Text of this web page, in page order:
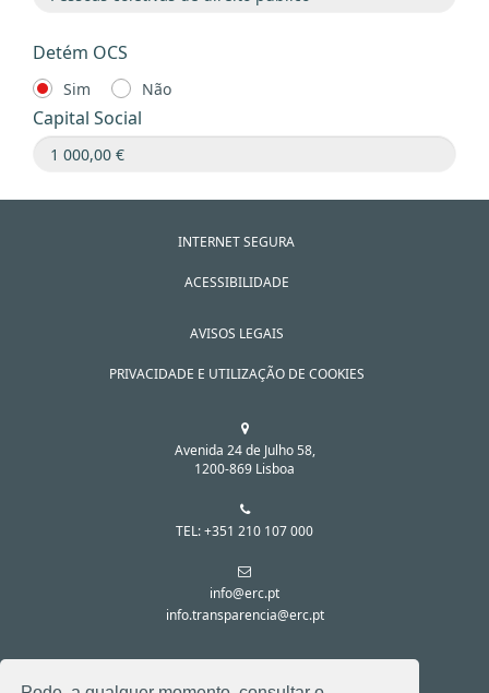
Detém OCS
Sim Não
Capital Social
INTERNET SEGURA
ACESSIBILIDADE
AVISOS LEGAIS
PRIVACIDADE E UTILIZAÇÃO DE COOKIES
Avenida 24 de Julho 58,
1200-869 Lisboa
TEL: +351 210 107 000
info@erc.pt
info.transparencia@erc.pt